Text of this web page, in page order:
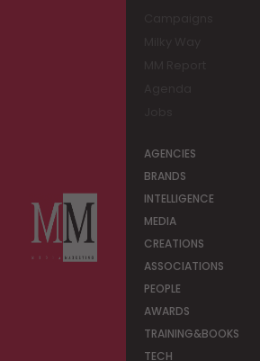
AGENCIES
BRANDS
INTELLIGENCE
MEDIA
CREATIONS
ASSOCIATIONS
PEOPLE
AWARDS
TRAINING&BOOKS
TECH